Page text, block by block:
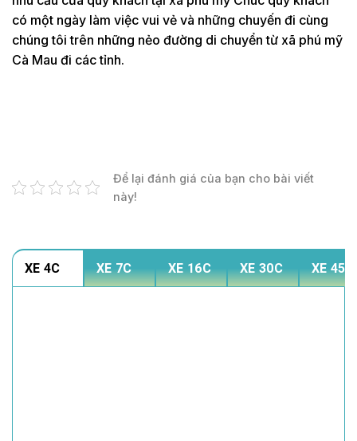
có một ngày làm việc vui vẻ và những chuyến đi cùng
chúng tôi trên những nẻo đường di chuyển từ xã phú mỹ
Cà Mau đi các tỉnh.
Để lại đánh giá của bạn cho bài viết
này!
XE 4C XE 7C XE 16C XE 30C XE 45C